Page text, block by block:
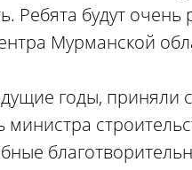
Ребята будут
Мурманской
годы, приняли
министра